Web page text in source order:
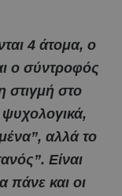
4 άτομα, ο
ο σύντροφός
στιγμή στο
αλλά το
Είναι
πάνε και οι